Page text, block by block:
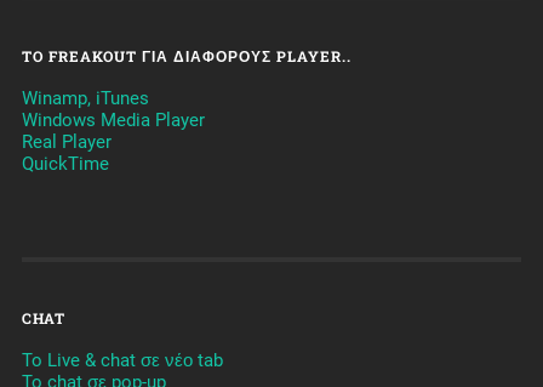
TO FREAKOUT ΓΙΑ ΔΙΆΦΟΡΟΥΣ PLAYER..
Winamp, iTunes
Windows Media Player
Real Player
QuickTime
CHAT
To Live & chat σε νέο tab
To chat σε pop-up